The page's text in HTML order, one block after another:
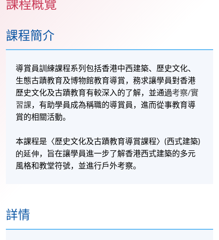
課程概覽
課程簡介
導賞員訓練課程系列包括香港中西建築、歷史文化、
生態古蹟教育及博物館教育導賞，務求讓學員對香港
歷史文化及古蹟教育有較深入的了解，並通過考察/實
習課，有助學員成為稱職的導賞員，進而從事教育導
賞的相關活動。
本課程是〈歷史文化及古蹟教育導賞課程〉 (西式建築)
的延伸，旨在讓學員進一步了解香港西式建築的多元
風格和教堂符號，並進行戶外考察。
詳情